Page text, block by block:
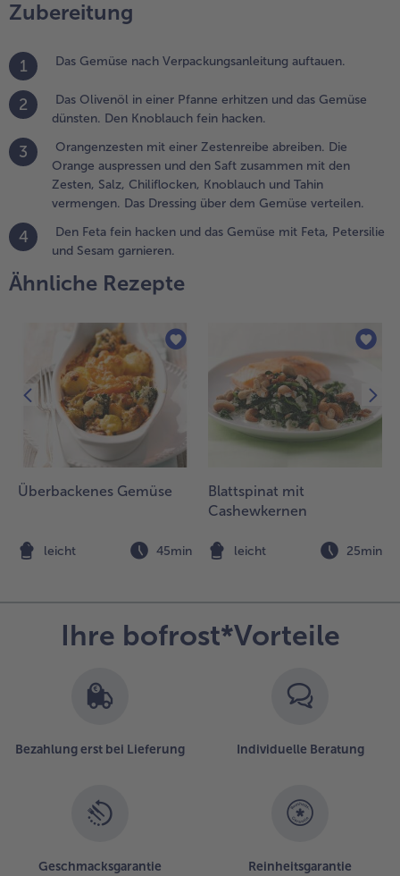
Feta
das
Feta,
Zubereitung
1 Das Gemüse nach Verpackungsanleitung auftauen.
2
Das Olivenöl in einer Pfanne erhitzen und das Gemüse
dünsten. Den Knoblauch fein hacken.
3
Orangenzesten mit einer Zestenreibe abreiben. Die
Orange auspressen und den Saft zusammen mit den
Zesten, Salz, Chiliflocken, Knoblauch und Tahin
vermengen. Das Dressing über dem Gemüse verteilen.
4
Den Feta fein hacken und das Gemüse mit Feta, Petersilie
und Sesam garnieren.
Ähnliche Rezepte
Überbackenes Gemüse
leicht 45min
Blattspinat mit
Cashewkernen
leicht 25min
Ihre bofrost*Vorteile
Bezahlung erst bei Lieferung Individuelle Beratung
Geschmacksgarantie Reinheitsgarantie